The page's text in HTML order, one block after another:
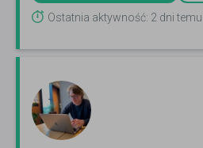
Ostatnia aktywność: 2 dni temu